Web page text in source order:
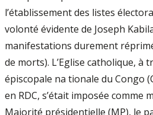
l’établissement des listes
volonté évidente de Joseph
manifestations durement
de morts). L’Eglise catho­lique, à
épiscopale na­ tionale du Congo
en RDC, s’était imposée comme
Majorité présidentielle (MP), le